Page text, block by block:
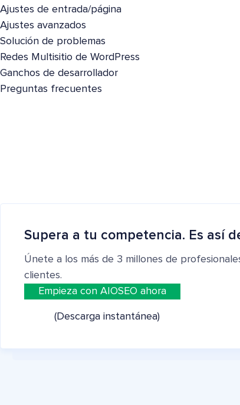
Ajustes de entrada/página
Ajustes avanzados
Solución de problemas
Redes Multisitio de WordPress
Ganchos de desarrollador
Preguntas frecuentes
Supera a tu competencia. Es así
Únete a los más de 3 millones de
clientes.
Empieza con AIOSEO ahora
(Descarga instantánea)